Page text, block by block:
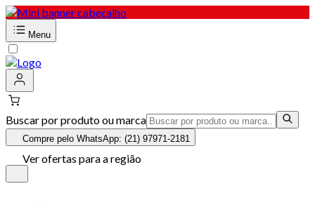
Menu
Buscar por produto ou marca
Compre pelo WhatsApp: (21) 97971-2181
Ver ofertas para a região